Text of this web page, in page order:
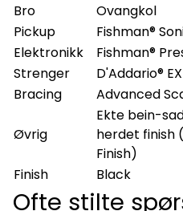
Bro
Ovangkol
Pickup
Fishman®
Elektronikk
Fishman®
Strenger
D'Addario®
Bracing
Advanced
Øvrig
Ekte bein-
herdet finish
Finish)
Finish
Black
Ofte stilte